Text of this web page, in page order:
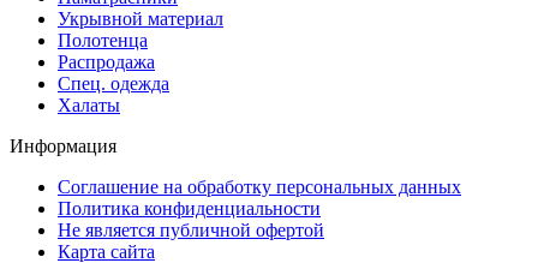
Укрывной материал
Полотенца
Распродажа
Спец. одежда
Халаты
Информация
Соглашение на обработку персональных данных
Политика конфиденциальности
Не является публичной офертой
Карта сайта